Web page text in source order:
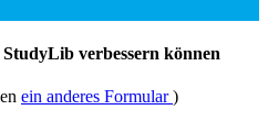
verbessern können
ein anderes Formular)